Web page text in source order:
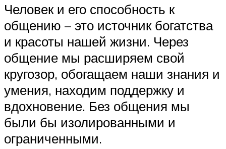
Человек и его способность к
общению – это источник богатства
и красоты нашей жизни. Через
общение мы расширяем свой
кругозор, обогащаем наши знания и
умения, находим поддержку и
вдохновение. Без общения мы
были бы изолированными и
ограниченными.